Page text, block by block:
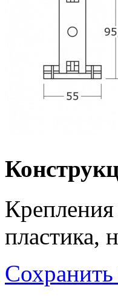
Крепления
пластика,